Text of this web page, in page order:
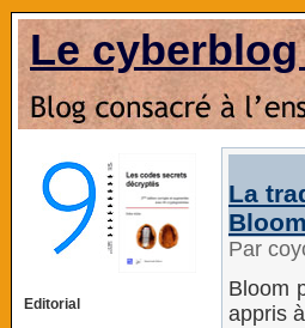
Le
Editorial
La
Bloom
Par
Bloom
appris